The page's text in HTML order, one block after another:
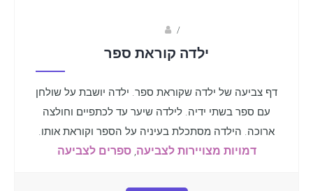
/
ילדה קוראת ספר
דף צביעה של ילדה שקוראת ספר. ילדה יושבת על שולחן
עם ספר בשתי ידיה. לילדה שיער עד לכתפיים וחולצה
ארוכה. הילדה מסתכלת בעיניה על הספר וקוראת אותו.
דמויות מצויירות לצביעה,ספרים לצביעה